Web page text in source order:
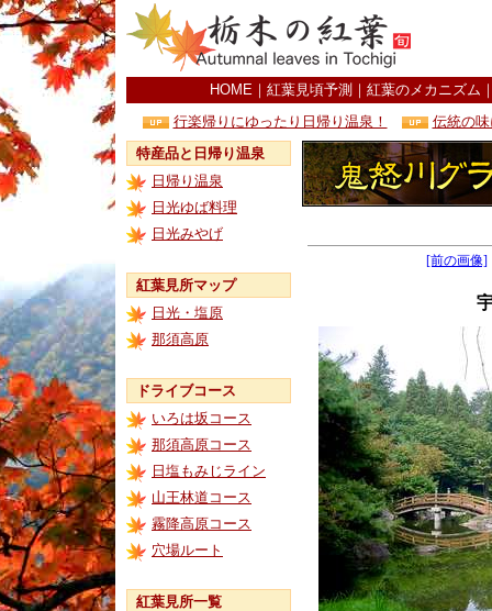
HOME ｜ 紅葉見頃予測 ｜ 紅葉のメカニズム
行楽帰りにゆったり日帰り温泉！
伝統の
特産品と日帰り温泉
日帰り温泉
日光ゆば料理
日光みやげ
紅葉見所マップ
日光・塩原
那須高原
ドライブコース
いろは坂コース
那須高原コース
日塩もみじライン
山王林道コース
霧降高原コース
穴場ルート
紅葉見所一覧
[前の画像]